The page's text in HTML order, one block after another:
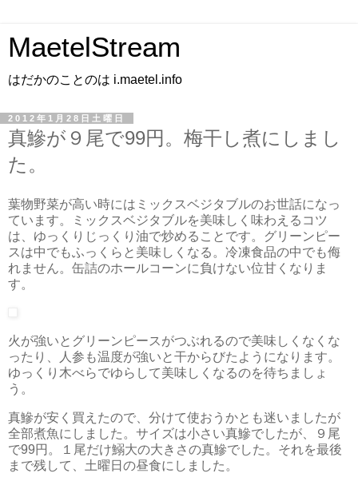
MaetelStream
はだかのことのは i.maetel.info
2012年1月28日土曜日
真鰺が９尾で99円。梅干し煮にしまし
た。
葉物野菜が高い時にはミックスベジタブルのお世話になっ
ています。ミックスベジタブルを美味しく味わえるコツ
は、ゆっくりじっくり油で炒めることです。グリーンピー
スは中でもふっくらと美味しくなる。冷凍食品の中でも侮
れません。缶詰のホールコーンに負けない位甘くなりま
す。
火が強いとグリーンピースがつぶれるので美味しくなくな
ったり、人参も温度が強いと干からびたようになります。
ゆっくり木べらでゆらして美味しくなるのを待ちましょ
う。
真鰺が安く買えたので、分けて使おうかとも迷いましたが
全部煮魚にしました。サイズは小さい真鰺でしたが、９尾
で99円。１尾だけ鰯大の大きさの真鰺でした。それを最後
まで残して、土曜日の昼食にしました。